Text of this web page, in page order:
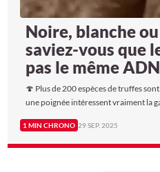
Noire, blanche
saviez-vous que
pas le même
🍄 Plus de 200 espèces de truffes
une poignée intéressent vraiment la
1 MIN CHRONO 29 SEP. 2025